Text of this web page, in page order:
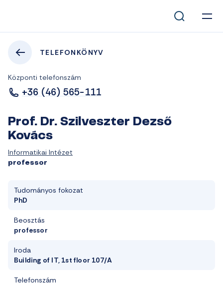
TELEFONKÖNYV
Központi telefonszám
+36 (46) 565-111
Prof. Dr. Szilveszter Dezső
Kovács
Informatikai Intézet
professor
Tudományos fokozat
PhD
Beosztás
professor
Iroda
Building of IT, 1st floor 107/A
Telefonszám